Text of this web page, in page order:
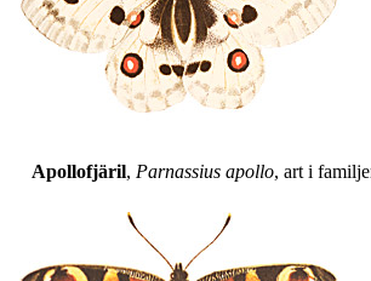
Apollofjäril, Parnassius apollo, art i